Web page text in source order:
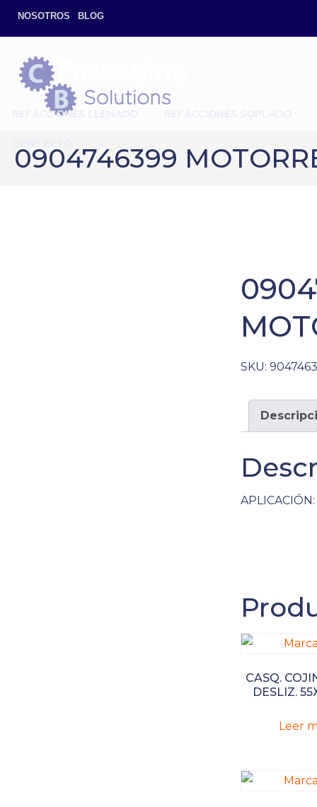
NOSOTROS BLOG
REFACCIONES LLENADO
0904746399
SKU:
CASQ.
DESLIZ.
Leer